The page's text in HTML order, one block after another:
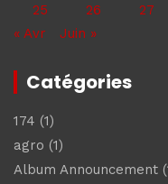
25
26 27
« Avr
Juin »
Catégories
174 (1)
agro (1)
Album Announcement